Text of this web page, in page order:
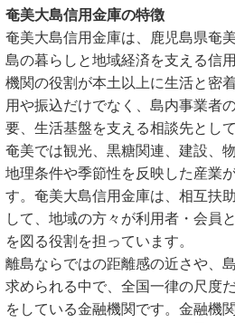
奄美大島信用金庫の特徴
奄美大島信用金庫は、鹿児島県奄
島の暮らしと地域経済を支える信
機関の役割が本土以上に生活と密
用や振込だけでなく、島内事業者
要、生活基盤を支える相談先とし
奄美では観光、黒糖関連、建設、
地理条件や季節性を反映した産業
す。奄美大島信用金庫は、相互扶
して、地域の方々が利用者・会員
を図る役割を担っています。
離島ならではの距離感の近さや、
求められる中で、全国一律の尺度
をしている金融機関です。金融機